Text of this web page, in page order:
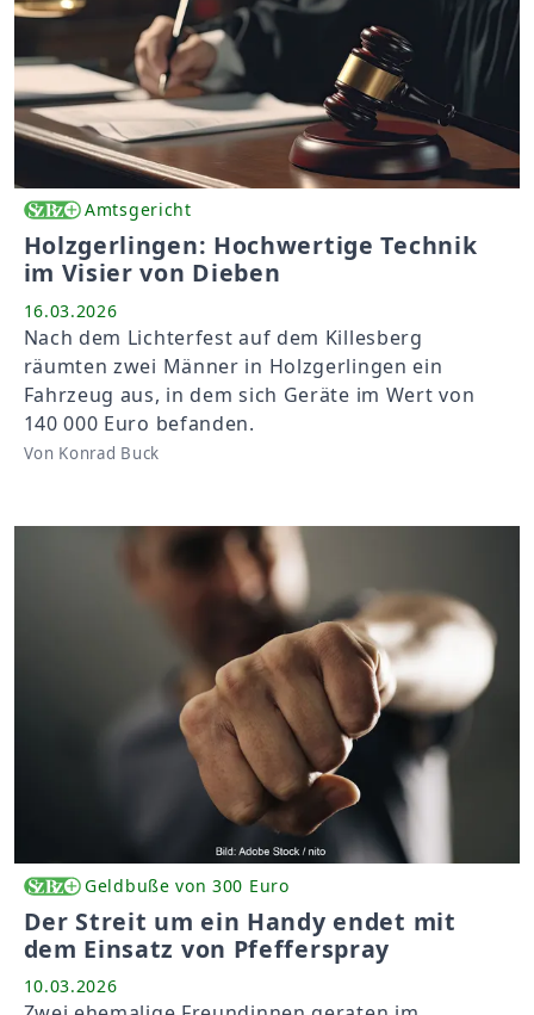
Amtsgericht
Holzgerlingen: Hochwertige Technik
im Visier von Dieben
16.03.2026
Nach dem Lichterfest auf dem Killesberg
räumten zwei Männer in Holzgerlingen ein
Fahrzeug aus, in dem sich Geräte im Wert von
140 000 Euro befanden.
Von Konrad Buck
Geldbuße von 300 Euro
Der Streit um ein Handy endet mit
dem Einsatz von Pfefferspray
10.03.2026